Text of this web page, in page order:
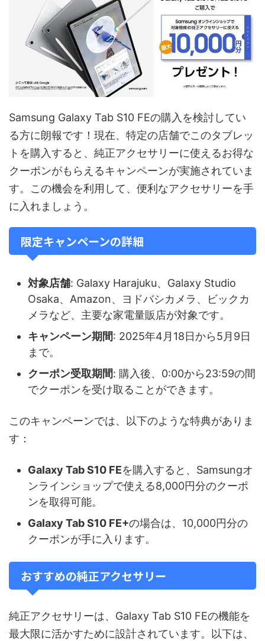
Samsung Galaxy Tab S10 FEの購入を検討してい
る方に朗報です！現在、特定の店舗でこのタブレッ
トを購入すると、純正アクセサリーに使えるお得な
クーポンがもらえるキャンペーンが実施されていま
す。この機会を利用して、便利なアクセサリーを手
に入れましょう。
限定キャンペーンの詳細
対象店舗: Galaxy Harajuku、Galaxy Studio
Osaka、Amazon、ヨドバシカメラ、ビックカ
メラなど、主要な家電量販店が対象です。
キャンペーン期間: 2025年4月18日から5月9日
まで。
クーポン受取期間: 購入後、0:00から23:59の間
でクーポンを受け取ることができます。
このキャンペーンでは、以下のような特典がありま
す：
Galaxy Tab S10 FEを購入すると、Samsungオ
ンラインショップで使える8,000円分のクーポ
ンを取得可能。
Galaxy Tab S10 FE+の場合は、10,000円分の
クーポンが手に入ります。
おすすめの純正アクセサリー
純正アクセサリーは、Galaxy Tab S10 FEの機能を
最大限に活かすために設計されています。以下は、